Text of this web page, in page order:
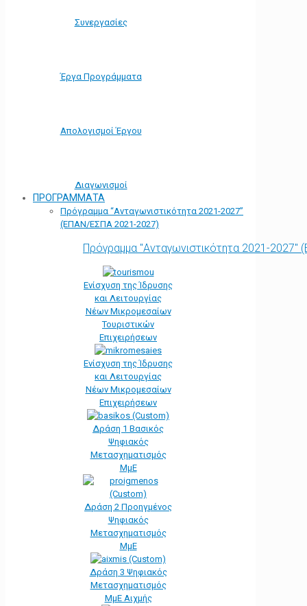
Συνεργασίες
Έργα Προγράμματα
Απολογισμοί Έργου
Διαγωνισμοί
ΠΡΟΓΡΑΜΜΑΤΑ
Πρόγραμμα “Ανταγωνιστικότητα 2021-2027”
(ΕΠΑΝ/ΕΣΠΑ 2021-2027)
Πρόγραμμα "Ανταγωνιστικότητα 2021-
Ενίσχυση της Ίδρυσης
και Λειτουργίας
Νέων Μικρομεσαίων
Τουριστικών
Επιχειρήσεων
Ενίσχυση της Ίδρυσης
και Λειτουργίας
Νέων Μικρομεσαίων
Επιχειρήσεων
Δράση 1 Βασικός
Ψηφιακός
Μετασχηματισμός
ΜμΕ
Δράση 2 Προηγμένος
Ψηφιακός
Μετασχηματισμός
ΜμΕ
Δράση 3 Ψηφιακός
Μετασχηματισμός
ΜμΕ Αιχμής